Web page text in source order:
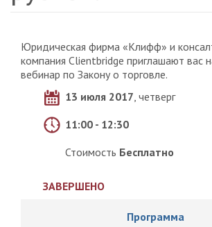
Юридическая фирма «Клифф» и
компания Clientbridge приглашают вас
вебинар по Закону о торговле.
13 июля 2017, четверг
11:00 - 12:30
Стоимость Бесплатно
ЗАВЕРШЕНО
Программа